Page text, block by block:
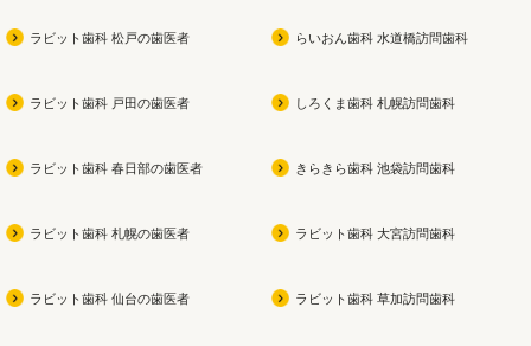
ラビット歯科 松戸の歯医者
ラビット歯科 戸田の歯医者
ラビット歯科 春日部の歯医者
ラビット歯科 札幌の歯医者
ラビット歯科 仙台の歯医者
らいおん歯科 水道橋訪問歯科
しろくま歯科 札幌訪問歯科
きらきら歯科 池袋訪問歯科
ラビット歯科 大宮訪問歯科
ラビット歯科 草加訪問歯科